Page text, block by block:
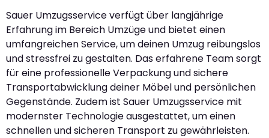
Sauer Umzugsservice verfügt über langjährige
Erfahrung im Bereich Umzüge und bietet einen
umfangreichen Service, um deinen Umzug reibungslos
und stressfrei zu gestalten. Das erfahrene Team sorgt
für eine professionelle Verpackung und sichere
Transportabwicklung deiner Möbel und persönlichen
Gegenstände. Zudem ist Sauer Umzugsservice mit
modernster Technologie ausgestattet, um einen
schnellen und sicheren Transport zu gewährleisten.